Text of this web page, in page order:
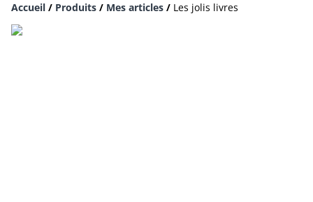
Accueil / Produits / Mes articles / Les jolis livres